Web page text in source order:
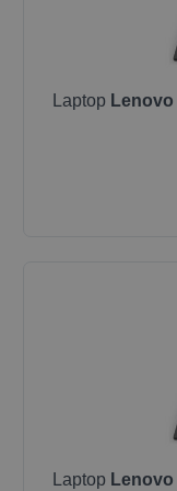
Laptop Lenovo
Laptop Lenovo